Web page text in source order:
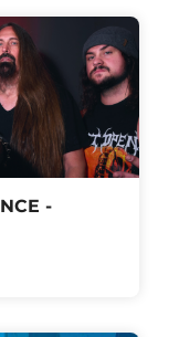
-